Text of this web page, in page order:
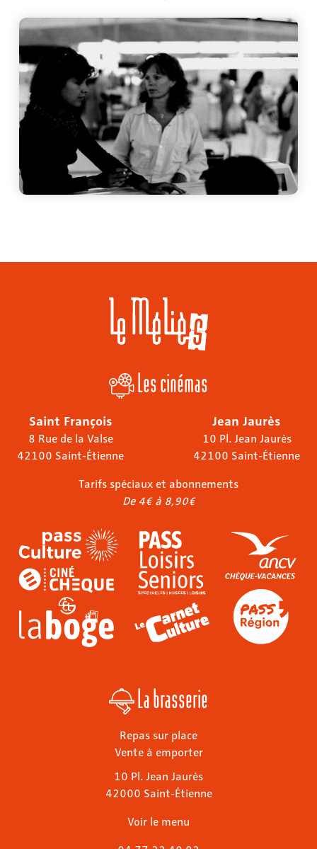
Les cinémas
Saint François
8 Rue de la Valse
42100 Saint-Étienne
Jean Jaurès
10 Pl. Jean Jaurès
42100 Saint-Étienne
Tarifs spéciaux et abonnements
De 4€ à 8,90€
La brasserie
Repas sur place
Vente à emporter
10 Pl. Jean Jaurès
42000 Saint-Étienne
Voir le menu